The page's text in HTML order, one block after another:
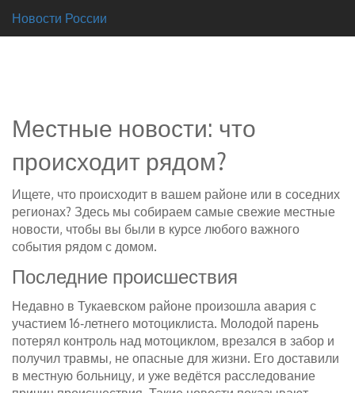
Новости России
Местные новости: что
происходит рядом?
Ищете, что происходит в вашем районе или в соседних
регионах? Здесь мы собираем самые свежие местные
новости, чтобы вы были в курсе любого важного
события рядом с домом.
Последние происшествия
Недавно в Тукаевском районе произошла авария с
участием 16‑летнего мотоциклиста. Молодой парень
потерял контроль над мотоциклом, врезался в забор и
получил травмы, не опасные для жизни. Его доставили
в местную больницу, и уже ведётся расследование